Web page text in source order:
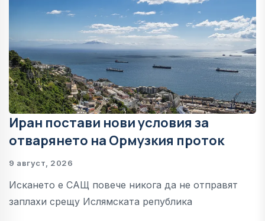
Иран постави нови условия за
отварянето на Ормузкия проток
9 август, 2026
Искането е САЩ повече никога да не отправят
заплахи срещу Ислямската република